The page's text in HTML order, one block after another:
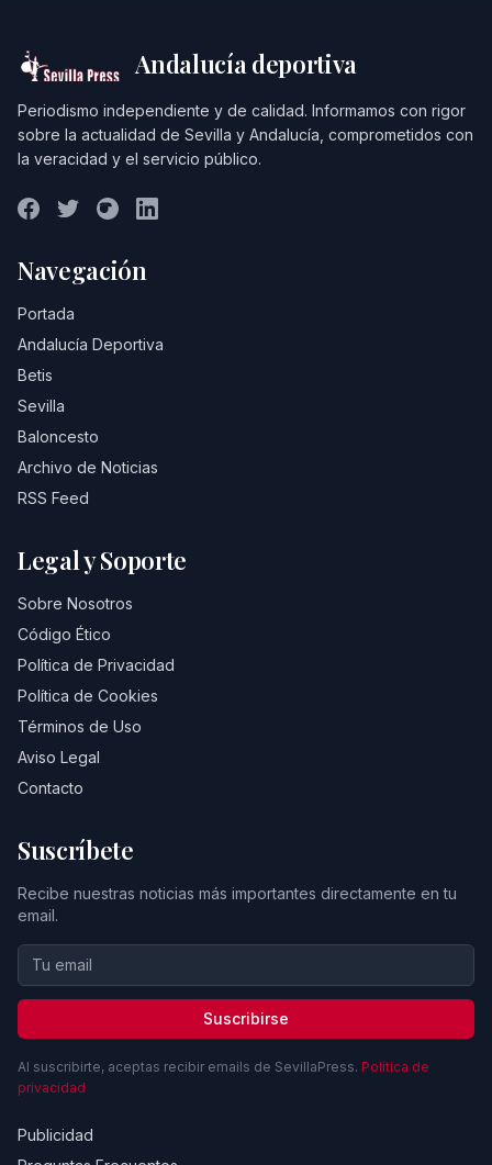
Andalucía deportiva
Periodismo independiente y de calidad. Informamos con rigor
sobre la actualidad de Sevilla y Andalucía, comprometidos con
la veracidad y el servicio público.
Navegación
Portada
Andalucía Deportiva
Betis
Sevilla
Baloncesto
Archivo de Noticias
RSS Feed
Legal y Soporte
Sobre Nosotros
Código Ético
Política de Privacidad
Política de Cookies
Términos de Uso
Aviso Legal
Contacto
Suscríbete
Recibe nuestras noticias más importantes directamente en tu
email.
Suscribirse
Al suscribirte, aceptas recibir emails de SevillaPress. Política de
privacidad
Publicidad